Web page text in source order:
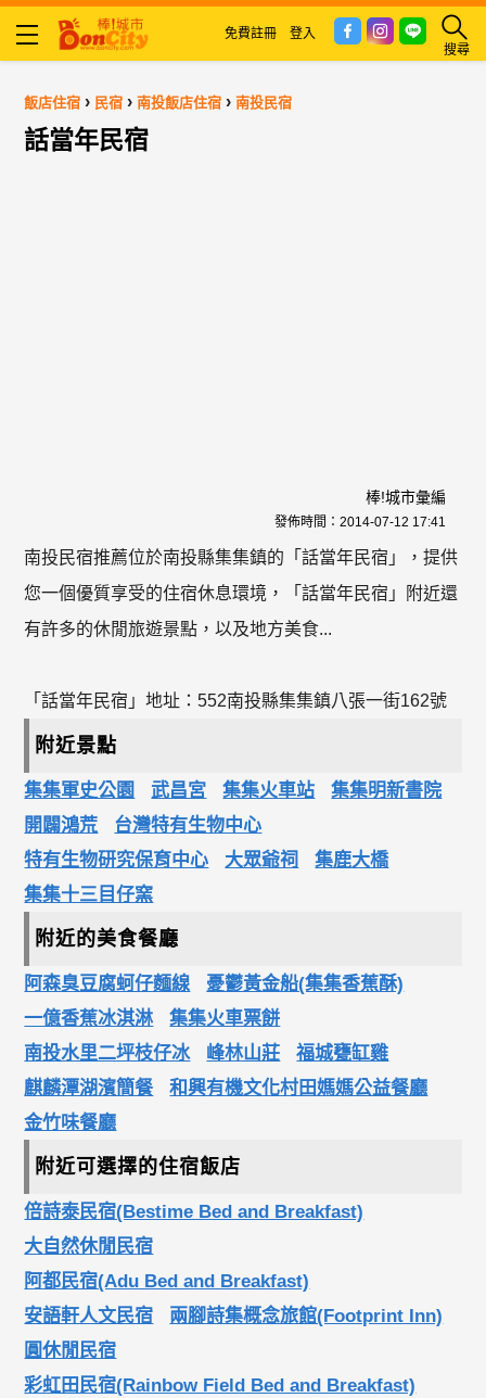
搜尋
免費註冊 登入
飯店住宿 › 民宿 ›南投飯店住宿 ›南投民宿
話當年民宿
棒!城市彙編
發佈時間： 2014-07-12 17:41
南投民宿推薦位於南投縣集集鎮的「話當年民宿」，提供
您一個優質享受的住宿休息環境，「話當年民宿」附近還
有許多的休閒旅遊景點，以及地方美食...
「話當年民宿」地址：552南投縣集集鎮八張一街162號
附近景點
集集軍史公園 武昌宮 集集火車站
集集明新書院
開闢鴻荒
台灣特有生物中心
特有生物研究保育中心
大眾爺祠
集鹿大橋
集集十三目仔窯
附近的美食餐廳
阿森臭豆腐蚵仔麵線
憂鬱黃金船(集集香蕉酥)
一億香蕉冰淇淋
集集火車票餅
南投水里二坪枝仔冰
峰林山莊
福城甕缸雞
麒麟潭湖濱簡餐
和興有機文化村田媽媽公益餐廳
金竹味餐廳
附近可選擇的住宿飯店
倍詩泰民宿(Bestime Bed and Breakfast)
大自然休閒民宿
阿都民宿(Adu Bed and Breakfast)
安語軒人文民宿
兩腳詩集概念旅館(Footprint Inn)
圓休閒民宿
彩虹田民宿(Rainbow Field Bed and Breakfast)